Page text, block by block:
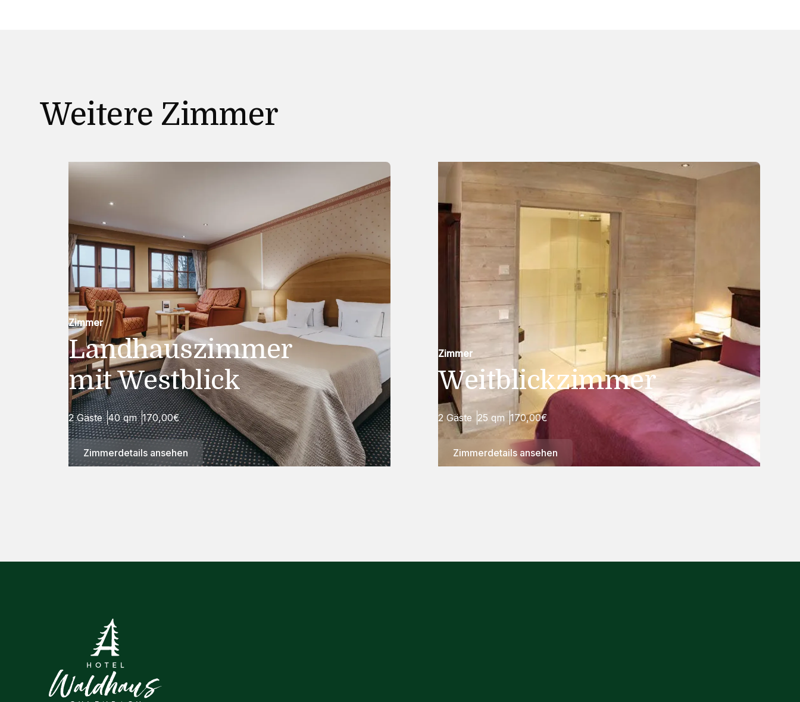
Weitere Zimmer
Zimmer
Landhauszimmer
mit Westblick
2 Gäste 40 qm 170,00€
Zimmerdetails ansehen
Zimmer
Weitblickzimmer
2 Gäste 25 qm 170,00€
Zimmerdetails ansehen